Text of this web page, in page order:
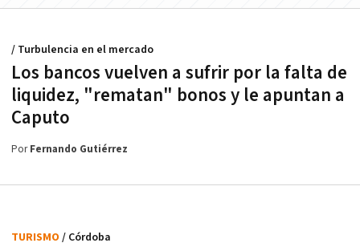
Los bancos vuelven a sufrir por la falta de
liquidez, "rematan" bonos y le apuntan a
Caputo
/ Turbulencia en el mercado
PorFernando Gutiérrez
TURISMO / Córdoba